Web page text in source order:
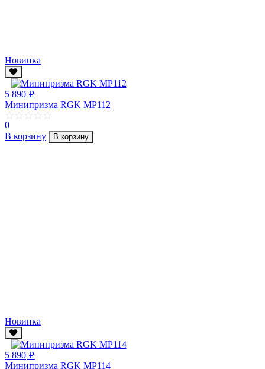
Новинка
5 890 p
Минипризма RGK MP112
0
В корзину
В корзину
Новинка
5 890 p
Минипризма RGK MP114